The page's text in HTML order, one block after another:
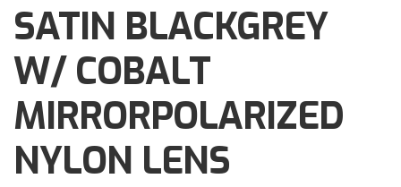
SATIN BLACKGREY
W/ COBALT
MIRRORPOLARIZED
NYLON LENS